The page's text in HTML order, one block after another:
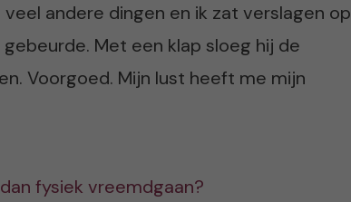
andere dingen en ik zat verslagen op
Met een klap sloeg hij de
Voorgoed. Mijn lust heeft me mijn
fysiek vreemdgaan?